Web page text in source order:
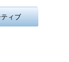
ィブ